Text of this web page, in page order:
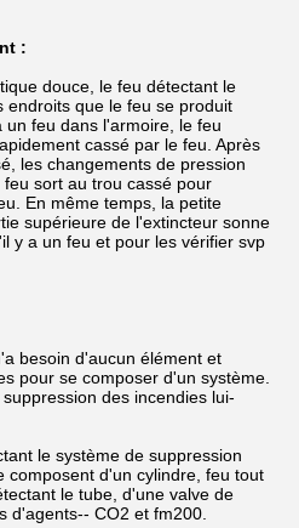
:
douce, le feu détectant le
endroits que le feu se produit
un feu dans l'armoire, le feu
cassé par le feu. Après
les changements de pression
sort au trou cassé pour
En même temps, la petite
supérieure de l'extincteur sonne
y a un feu et pour les vérifier svp
besoin d'aucun élément et
pour se composer d'un système.
des incendies lui-
le système de suppression
composent d'un cylindre, feu tout
le tube, d'une valve de
d'agents-- CO2 et fm200.